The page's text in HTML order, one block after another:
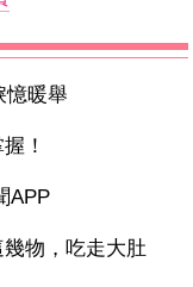
憶暖舉
！
APP
物，吃走大肚